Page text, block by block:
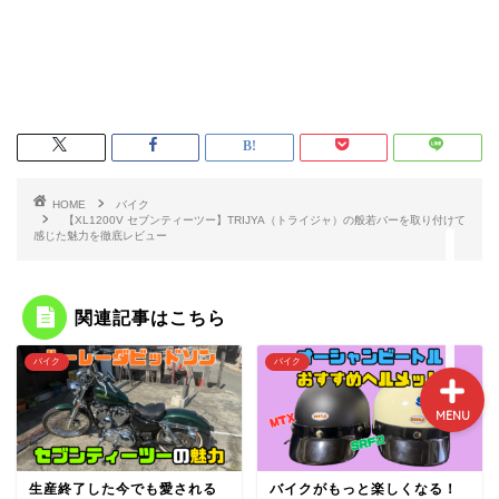
HOME
バイク
【XL1200V セブンティーツー】TRIJYA（トライジャ）の般若バーを取り付けて
感じた魅力を徹底レビュー
関連記事はこちら
バイク
生産終了した今でも愛される
バイク
バイクがもっと楽しくなる！
MENU
プロフィール